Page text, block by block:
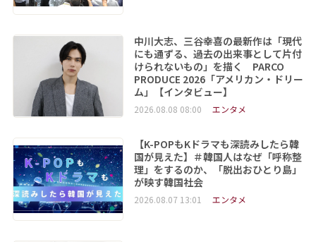
中川大志、三谷幸喜の最新作は「現代
にも通ずる、過去の出来事として片付
けられないもの」を描く PARCO
PRODUCE 2026「アメリカン・ドリー
ム」【インタビュー】
2026.08.08 08:00 エンタメ
【K-POPもKドラマも深読みしたら韓
国が見えた】＃韓国人はなぜ「呼称整
理」をするのか、「脱出おひとり島」
が映す韓国社会
2026.08.07 13:01 エンタメ